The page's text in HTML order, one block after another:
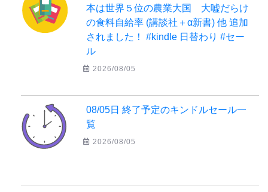
本は世界５位の農業大国 大嘘だらけ
の食料自給率 (講談社＋α新書) 他 追加
されました！ #kindle 日替わり #セー
ル
2026/08/05
08/05日 終了予定のキンドルセール一
覧
2026/08/05